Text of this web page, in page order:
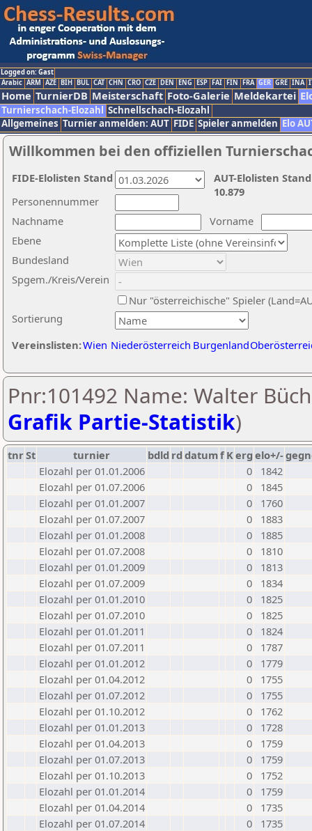
Logged on: Gast
Arabic ARM AZE BIH BUL CAT CHN CRO CZE DEN ENG ESP FAI FIN FRA GER GRE INA
Home TurnierDB Meisterschaft Foto-Galerie Meldekartei
Turnierschach-Elozahl Schnellschach-Elozahl
Allgemeines Turnier anmelden: AUT FIDE Spieler anmelden Elo
Willkommen bei den offiziellen
Nachname
Vorname
Ebene
Sortierung
Personennummer
Bundesland
Spgem./Kreis/Verein
Nur "österreichische" Spieler
Vereinslisten:Wien Niederösterreich Burgenland
AUT-Elolisten
10.879
FIDE-Elolisten Stand
Pnr:101492 Name: Walter
Grafik Partie-Statistik)
tnrSt turnier bdld rd datumf Kerg elo+/-
Elozahl per 01.01.2006
0
1842
Elozahl per 01.07.2006
0
1845
Elozahl per 01.01.2007
0
1760
Elozahl per 01.07.2007
0
1883
Elozahl per 01.01.2008
0
1885
Elozahl per 01.07.2008
0
1810
Elozahl per 01.01.2009
0
1813
Elozahl per 01.07.2009
0
1834
Elozahl per 01.01.2010
0
1825
Elozahl per 01.07.2010
0
1825
Elozahl per 01.01.2011
0
1824
Elozahl per 01.07.2011
0
1787
Elozahl per 01.01.2012
0
1779
Elozahl per 01.04.2012
0
1755
Elozahl per 01.07.2012
0
1755
Elozahl per 01.10.2012
0
1762
Elozahl per 01.01.2013
0
1728
Elozahl per 01.04.2013
0
1759
Elozahl per 01.07.2013
0
1759
Elozahl per 01.10.2013
0
1752
Elozahl per 01.01.2014
0
1759
Elozahl per 01.04.2014
0
1735
Elozahl per 01.07.2014
0
1735